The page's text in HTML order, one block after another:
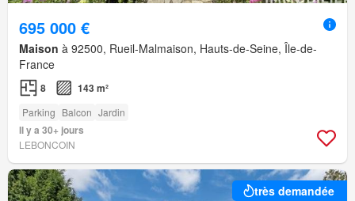
695 000 €
Maison à 92500, Rueil-Malmaison, Hauts-de-Seine, Île-de-
France
8 143 m²
Parking Balcon Jardin
Il y a 30+ jours
LEBONCOIN
très demandée